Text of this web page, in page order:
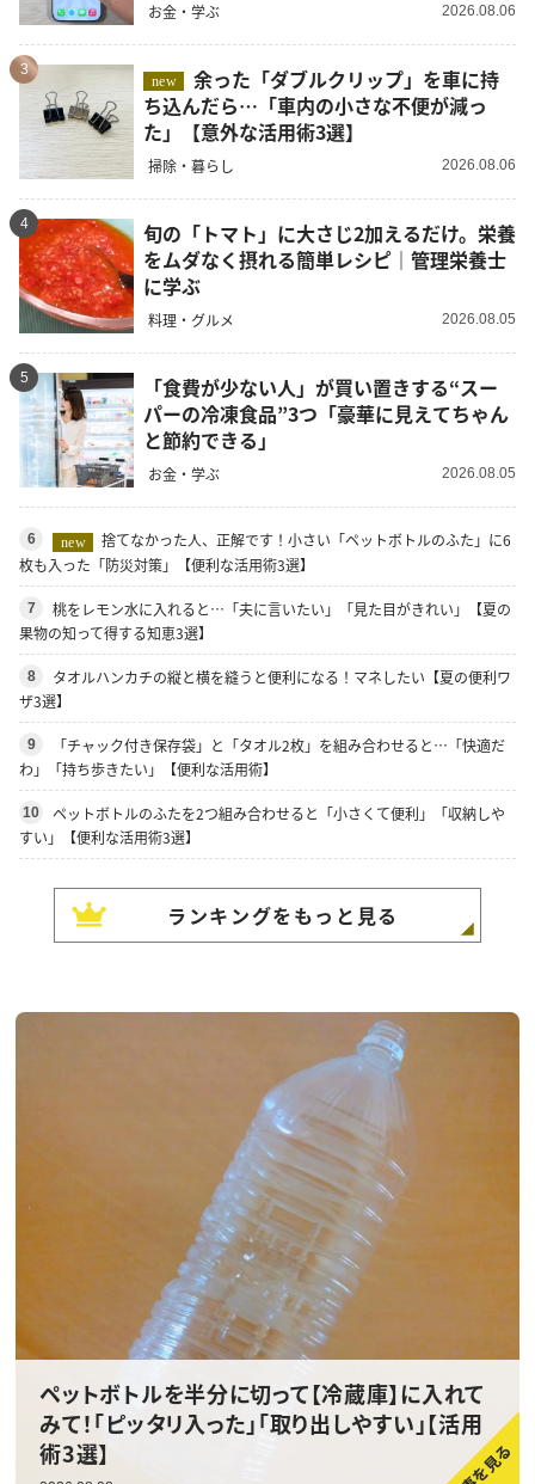
お金・学ぶ 2026.08.06
3
new
余った「ダブルクリップ」を車に持
ち込んだら…「車内の小さな不便が減っ
た」【意外な活用術3選】
掃除・暮らし 2026.08.06
4
旬の「トマト」に大さじ2加えるだけ。栄養
をムダなく摂れる簡単レシピ｜管理栄養士
に学ぶ
料理・グルメ 2026.08.05
5
「食費が少ない人」が買い置きする“スー
パーの冷凍食品”3つ「豪華に見えてちゃん
と節約できる」
お金・学ぶ 2026.08.05
6 new
捨てなかった人、正解です！小さい「ペットボトルのふた」に6
枚も入った「防災対策」【便利な活用術3選】
7
桃をレモン水に入れると…「夫に言いたい」「見た目がきれい」【夏の
果物の知って得する知恵3選】
8
タオルハンカチの縦と横を縫うと便利になる！マネしたい【夏の便利ワ
ザ3選】
9
「チャック付き保存袋」と「タオル2枚」を組み合わせると…「快適だ
わ」「持ち歩きたい」【便利な活用術】
10
ペットボトルのふたを2つ組み合わせると「小さくて便利」「収納しや
すい」【便利な活用術3選】
ランキングをもっと見る
ペットボトルを半分に切って【冷蔵庫】に入れて
みて！「ピッタリ入った」「取り出しやすい」【活用
術3選】